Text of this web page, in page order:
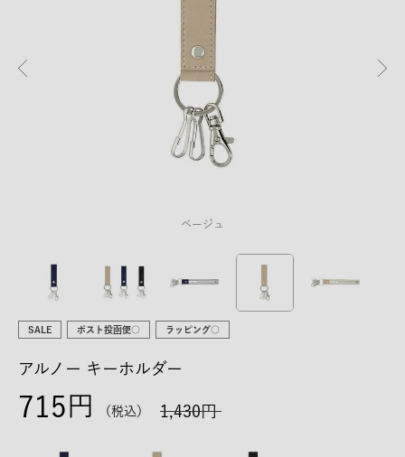
ベージュ
SALE ポスト投函便○ ラッピング○
アルノー キーホルダー
1,430
715 税込